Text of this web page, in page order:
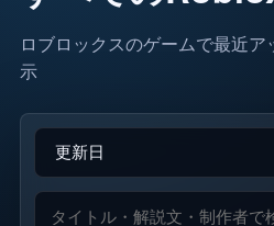
ロブロックスのゲームで最近
示